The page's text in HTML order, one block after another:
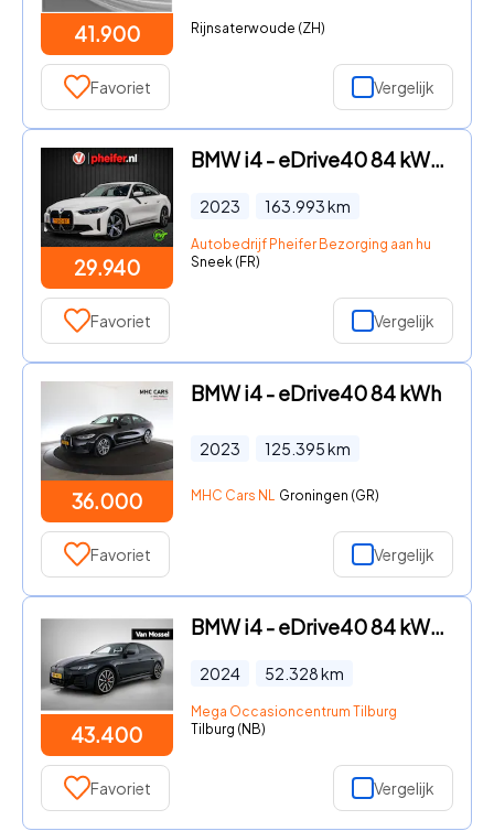
41.900 Rijnsaterwoude (ZH)
Favoriet Vergelijk
29.940
BMW i4 - eDrive40 84 kWh SOH 99% Camera/ Navigatie/ Harman-Kardon/ Da
2023 163.993km
Autobedrijf Pheifer Bezorging aan huis in heel
Sneek (FR)
Favoriet Vergelijk
36.000
BMW i4 - eDrive40 84 kWh
2023 125.395km
MHC Cars NL Groningen (GR)
Favoriet Vergelijk
43.400
BMW i4 - eDrive40 84 kWh | M-SPORT | ACHTERUITRIJCAMERA | TREKHAAK |
2024 52.328km
Mega Occasioncentrum Tilburg
Tilburg (NB)
Favoriet Vergelijk